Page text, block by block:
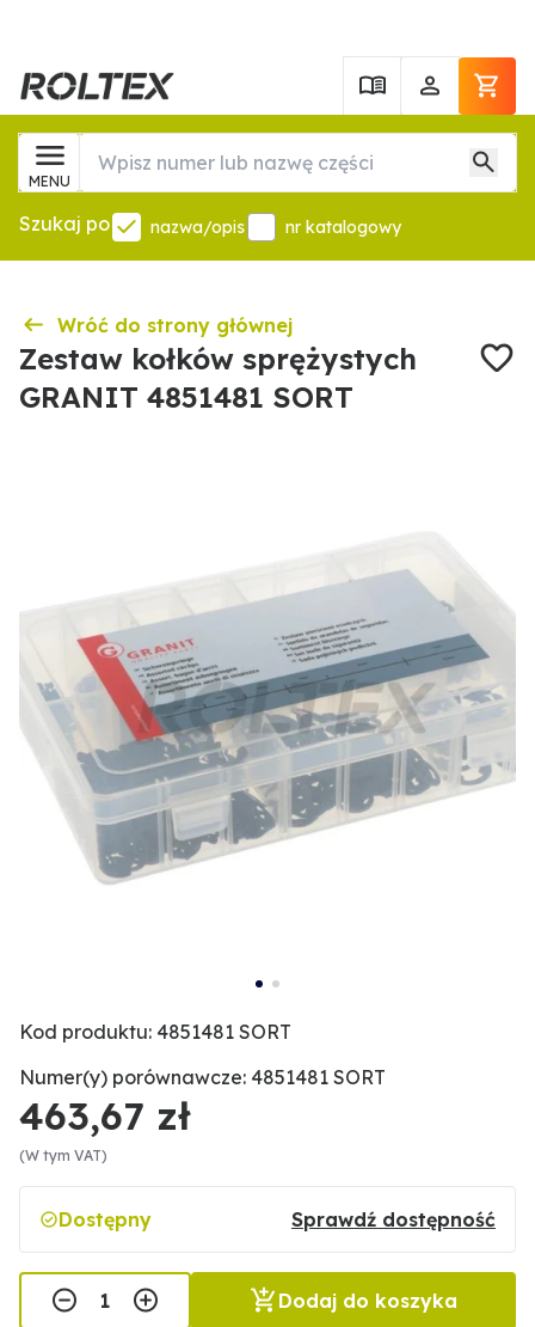
MENU
Szukaj po nazwa/opis nr katalogowy
Wróć do strony głównej
Zestaw kołków sprężystych
GRANIT 4851481 SORT
Kod produktu: 4851481 SORT
Numer(y) porównawcze: 4851481 SORT
463,67 zł
(W tym VAT)
Dostępny Sprawdź dostępność
Dodaj do koszyka